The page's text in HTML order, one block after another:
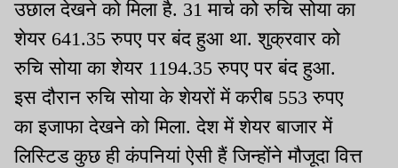
उछाल देखने को मिला है. 31 मार्च को रुचि सोया का
शेयर 641.35 रुपए पर बंद हुआ था. शुक्रवार को
रुचि सोया का शेयर 1194.35 रुपए पर बंद हुआ.
इस दौरान रुचि सोया के शेयरों में करीब 553 रुपए
का इजाफा देखने को मिला. देश में शेयर बाजार में
लिस्टिड कुछ ही कंपनियां ऐसी हैं जिन्होंने मौजूदा वित्त